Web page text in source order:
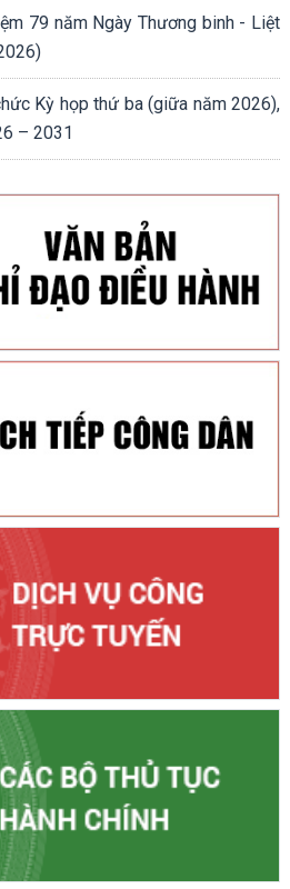
79 năm Ngày Thương binh - Liệt
Kỳ họp thứ ba (giữa năm 2026),
2026 – 2031